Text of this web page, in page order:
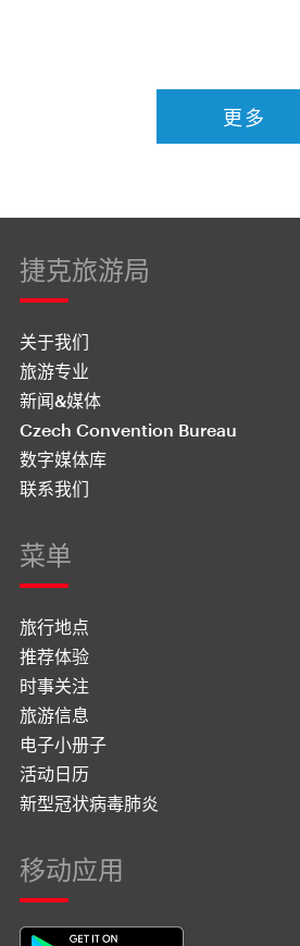
更多
捷克旅游局
关于我们
旅游专业
新闻&媒体
Czech Convention Bureau
数字媒体库
联系我们
菜单
旅行地点
推荐体验
时事关注
旅游信息
电子小册子
活动日历
新型冠状病毒肺炎
移动应用